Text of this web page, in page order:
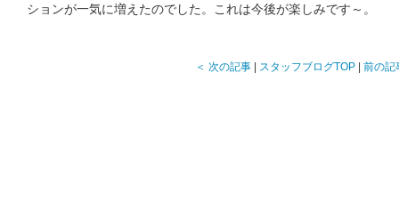
ションが一気に増えたのでした。これは今後が楽しみです～。
＜ 次の記事 スタッフブログTOP 前の記